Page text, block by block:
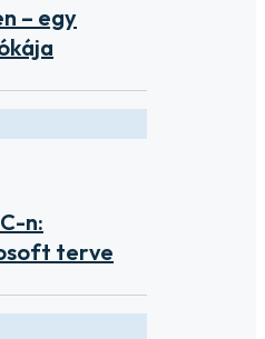
– egy
n:
terve